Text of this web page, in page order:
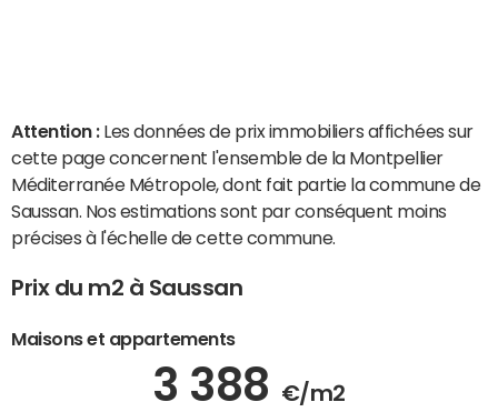
Attention : Les données de prix immobiliers affichées sur
cette page concernent l'ensemble de la Montpellier
Méditerranée Métropole, dont fait partie la commune de
Saussan. Nos estimations sont par conséquent moins
précises à l'échelle de cette commune.
Prix du m2 à Saussan
Maisons et appartements
3 388 €/m2